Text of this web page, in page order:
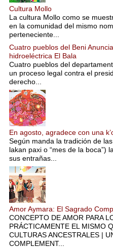
Cultura Mollo
La cultura Mollo como se
en la comunidad del mismo
perteneciente...
Cuatro pueblos del Beni
hidroeléctrica El Bala
Cuatro pueblos del
un proceso legal contra el
derecho...
En agosto, agradece con una
Según manda la tradición de
lakan paxi o “mes de la boca”)
sus entrañas...
Amor Aymara: El Sagrado
CONCEPTO DE AMOR PARA
PRÁCTICAMENTE EL MISMO
CULTURAS ANCESTRALES |
COMPLEMENT...